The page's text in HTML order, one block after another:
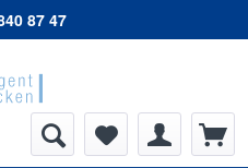
87 47